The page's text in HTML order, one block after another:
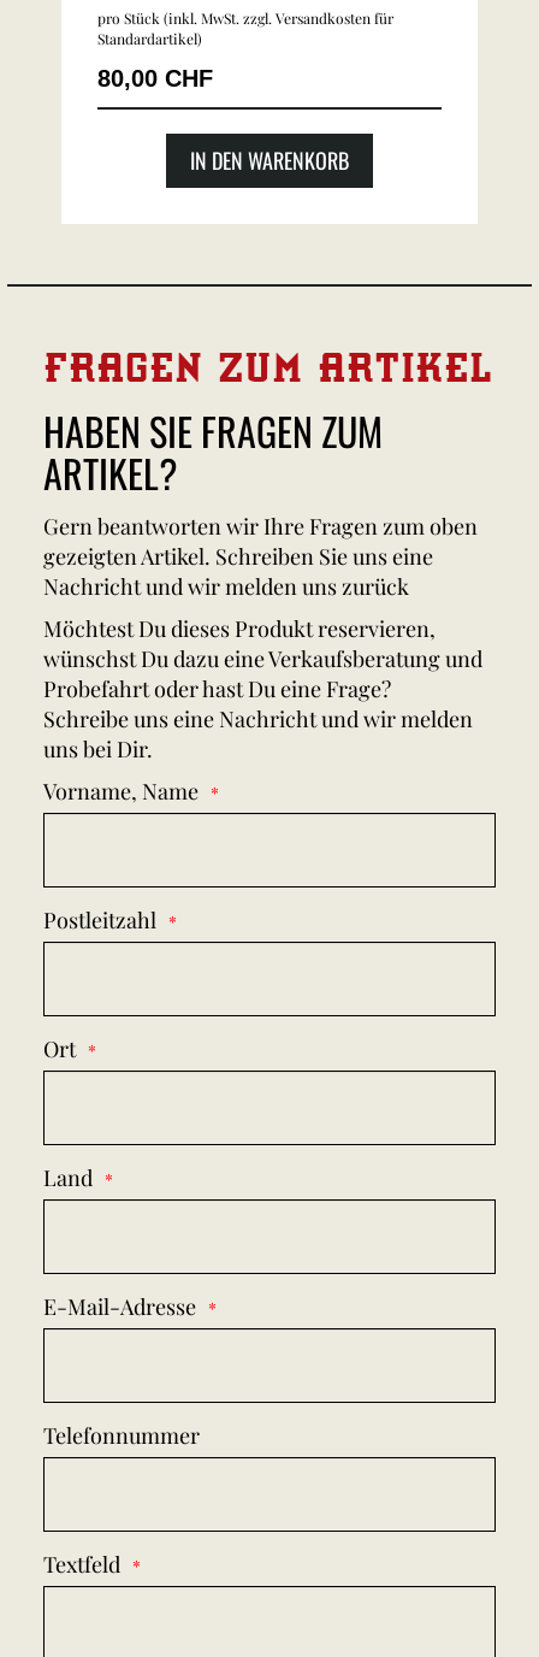
pro Stück (inkl. MwSt. zzgl.Versandkosten für
Standardartikel)
80,00 CHF
IN DEN WARENKORB
FRAGEN ZUM ARTIKEL
HABEN SIE FRAGEN ZUM
ARTIKEL?
Gern beantworten wir Ihre Fragen zum oben
gezeigten Artikel. Schreiben Sie uns eine
Nachricht und wir melden uns zurück
Möchtest Du dieses Produkt reservieren,
wünschst Du dazu eine Verkaufsberatung und
Probefahrt oder hast Du eine Frage?
Schreibe uns eine Nachricht und wir melden
uns bei Dir.
Vorname, Name
Postleitzahl
Ort
Land
E-Mail-Adresse
Telefonnummer
Textfeld